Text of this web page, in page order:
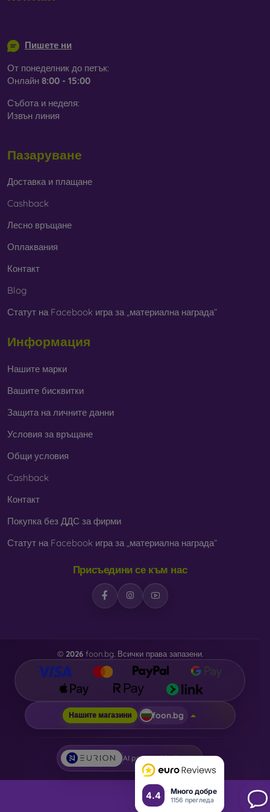
4.4 Много добре
1156 прегледа
В нашия онлайн магазин
интересни калъфи за телефони, изработени от различни
материали. Просто изберете този, който е за вас.
Пишете ни
От понеделник до петък:
Онлайн 8:00 - 15:00
Събота и неделя:
Извън линия
Пазаруване
Доставка и плащане
Cashback
Лесно връщане
Оплаквания
Контакт
Blog
Статут на Facebook игра за „материална награда“
Информация
Нашите марки
Вашите бисквитки
Защита на личните данни
Условия за връщане
Общи условия
Cashback
Контакт
Покупка без ДДС за фирми
Статут на Facebook игра за „материална награда“
Присъедини се към нас
© 2026foon.bg. Всички права запазени.
Нашите магазини foon.bg
AI powered byEurion